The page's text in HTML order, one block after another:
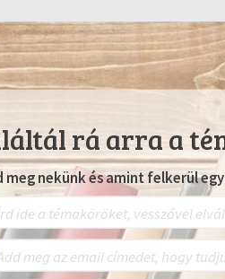
rá arra a
meg nekünk és amint felkerül